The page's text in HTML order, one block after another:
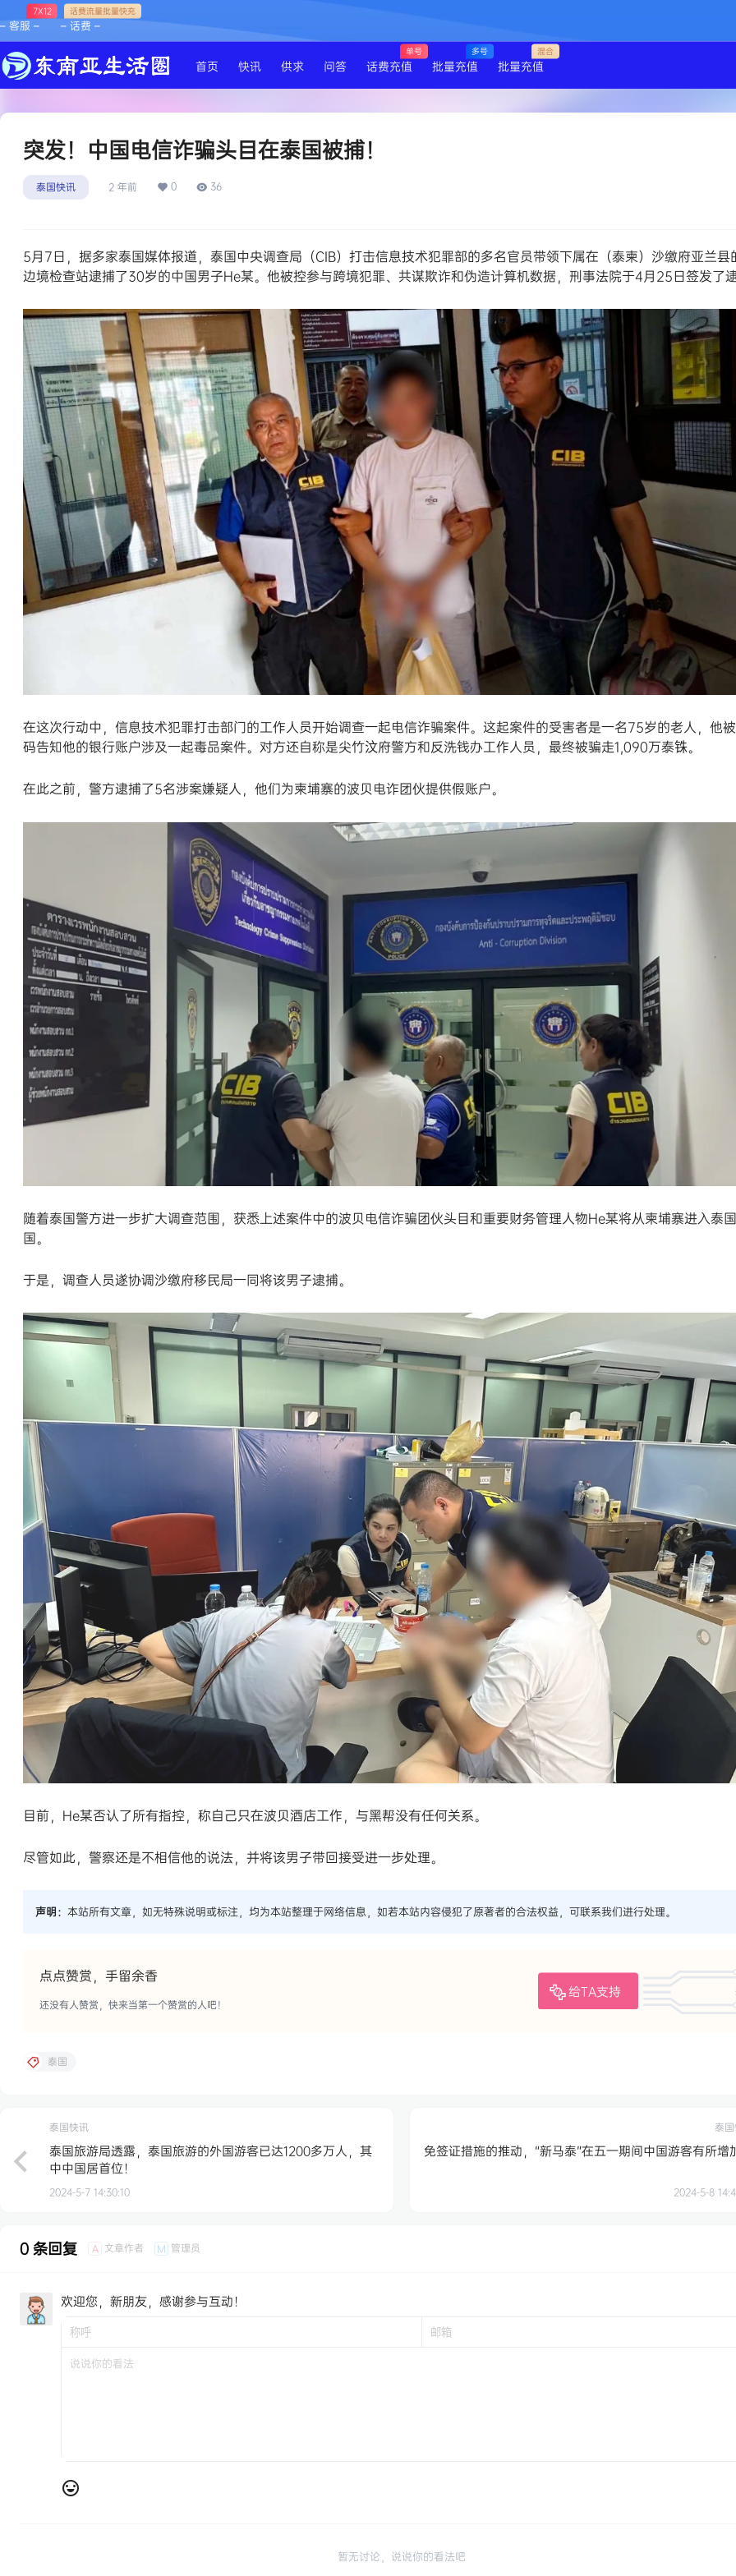
– 客服 –
7X12
– 话费 –
话费流量批量快充
首页 快讯 供求 问答 话费充值
单号
批量充值
多号
批量充值
混合
突发！中国电信诈骗头目在泰国被捕！
泰国快讯 2 年前 0 36
5月7日，据多家泰国媒体报道，泰国中央调查局（CIB）打击信息技术犯罪部的多名官员带领下属在（泰柬） 沙缴府亚兰县
边境检查站逮捕了30岁的中国男子He某。他被控参与跨境犯罪、共谋欺诈和伪造计算机数据，刑事法院于4月25日签发了
在这次行动中，信息技术犯罪打击部门的工作人员开始调查一起电信诈骗案件。这起案件的受害者是一名75岁的老人，他
码告知他的银行账户涉及一起毒品案件。对方还自称是尖竹汶府警方和反洗钱办工作人员，最终被骗走1,090万泰铢。
在此之前，警方逮捕了5名涉案嫌疑人，他们为柬埔寨的波贝电诈团伙提供假账户。
随着泰国警方进一步扩大调查范围，获悉上述案件中的波贝电信诈骗团伙头目和重要财务管理人物He某将从柬埔寨进入泰
国。
于是，调查人员遂协调沙缴府移民局一同将该男子逮捕。
目前，He某否认了所有指控，称自己只在波贝酒店工作，与黑帮没有任何关系。
尽管如此，警察还是不相信他的说法，并将该男子带回接受进一步处理。
声明： 本站所有文章，如无特殊说明或标注，均为本站整理于网络信息，如若本站内容侵犯了原著者的合法权益，可联系我们进行处理。
点点赞赏，手留余香
给TA支持
还没有人赞赏，快来当第一个赞赏的人吧！
泰国
泰国快讯
泰国旅游局透露，泰国旅游的外国游客已达1200多万人，其
中中国居首位！
2024-5-7 14:30:10
泰
免签证措施的推动，“新马泰”在五一期间中国游客有所增
2024-5-8
0 条回复 A 文章作者 M 管理员
欢迎您，新朋友，感谢参与互动！
暂无讨论，说说你的看法吧